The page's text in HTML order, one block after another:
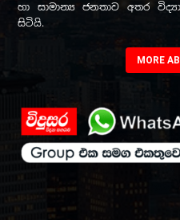
හා සාමාන්‍ය ජනතාව අතර
සිටියි.
MORE